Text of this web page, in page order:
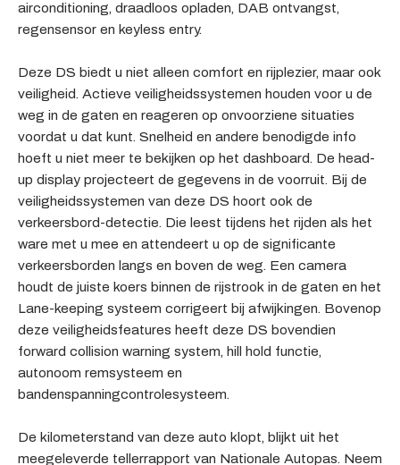
airconditioning, draadloos opladen, DAB ontvangst,
regensensor en keyless entry.
Deze DS biedt u niet alleen comfort en rijplezier, maar ook
veiligheid. Actieve veiligheidssystemen houden voor u de
weg in de gaten en reageren op onvoorziene situaties
voordat u dat kunt. Snelheid en andere benodigde info
hoeft u niet meer te bekijken op het dashboard. De head-
up display projecteert de gegevens in de voorruit. Bij de
veiligheidssystemen van deze DS hoort ook de
verkeersbord-detectie. Die leest tijdens het rijden als het
ware met u mee en attendeert u op de significante
verkeersborden langs en boven de weg. Een camera
houdt de juiste koers binnen de rijstrook in de gaten en het
Lane-keeping systeem corrigeert bij afwijkingen. Bovenop
deze veiligheidsfeatures heeft deze DS bovendien
forward collision warning system, hill hold functie,
autonoom remsysteem en
bandenspanningcontrolesysteem.
De kilometerstand van deze auto klopt, blijkt uit het
meegeleverde tellerrapport van Nationale Autopas. Neem